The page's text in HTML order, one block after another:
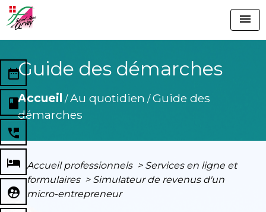
menu
Guide des démarches
Accueil /Au quotidien /Guide des
démarches
date_range
book
perm_phone_msg
local_hotel
supervised_user_circle
Accueil professionnels > Services en ligne et
formulaires > Simulateur de revenus d'un
micro-entrepreneur